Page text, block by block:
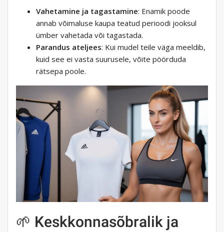
Vahetamine ja tagastamine: Enamik poode
annab võimaluse kaupa teatud perioodi jooksul
ümber vahetada või tagastada.
Parandus ateljees: Kui mudel teile väga meeldib,
kuid see ei vasta suurusele, võite pöörduda
rätsepa poole.
🌱 Keskkonnasõbralik ja